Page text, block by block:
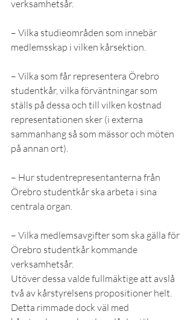
verksamhetsår.
– Vilka studieområden som innebär
medlemsskap i vilken kårsektion.
– Vilka som får representera Örebro
studentkår, vilka förväntningar som
ställs på dessa och till vilken kostnad
representationen sker (i externa
sammanhang så som mässor och möten
på annan ort).
– Hur studentrepresentanterna från
Örebro studentkår ska arbeta i sina
centrala organ.
– Vilka medlemsavgifter som ska gälla för
Örebro studentkår kommande
verksamhetsår.
Utöver dessa valde fullmäktige att avslå
två av kårstyrelsens propositioner helt.
Detta rimmade dock väl med